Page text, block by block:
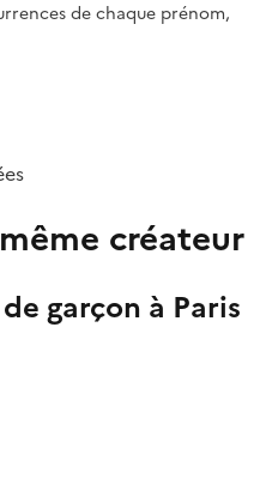
de chaque prénom,
créateur
garçon à Paris